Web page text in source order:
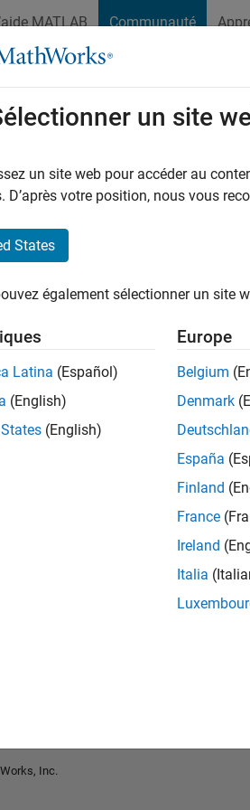
MATLAB Communauté
File Exchange Cody
Last seen: presque 4 ans il y a
Followers:0Following:0
un site
un site web pour accéder au
D’après votre position, nous vous
States
également sélectionner un site
Latina (Español)
(English)
(English)
Europe
Belgium
Denmark
España
Finland
France
Ireland
Italia
Inc.